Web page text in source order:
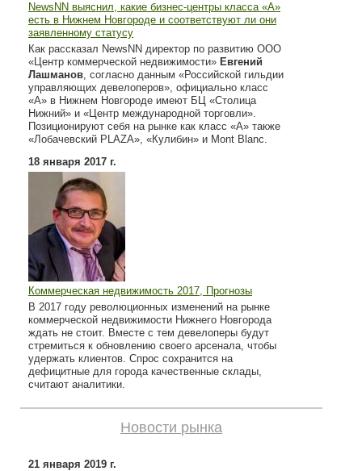
NewsNN выяснил, какие бизнес-центры класса «А»
есть в Нижнем Новгороде и соответствуют ли они
заявленному статусу
Как рассказал NewsNN директор по развитию ООО
«Центр коммерческой недвижимости» Евгений
Лашманов, согласно данным «Российской гильдии
управляющих девелоперов», официально класс
«А» в Нижнем Новгороде имеют БЦ «Столица
Нижний» и «Центр международной торговли».
Позиционируют себя на рынке как класс «А» также
«Лобачевский PLAZA», «Кулибин» и Mont Blanc.
18 января 2017 г.
Коммерческая недвижимость 2017, Прогнозы
В 2017 году революционных изменений на рынке
коммерческой недвижимости Нижнего Новгорода
ждать не стоит. Вместе с тем девелоперы будут
стремиться к обновлению своего арсенала, чтобы
удержать клиентов. Спрос сохранится на
дефицитные для города качественные склады,
считают аналитики.
Новости рынка
21 января 2019 г.